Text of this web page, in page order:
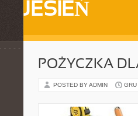
JESIEŃ
POŻYCZKA
POSTED BY ADMIN